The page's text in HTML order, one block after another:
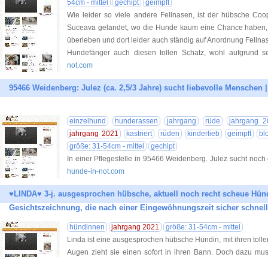
54cm - mittel
gechipt
geimpft
Wie leider so viele andere Fellnasen, ist der hübsche
Suceava gelandet, wo die Hunde kaum eine Chance
überleben und dort leider auch ständig auf Anordnung
Hundefänger auch diesen tollen Schatz, wohl aufgrund
not.com
95466 Weidenberg: Julez (ca. 2,5/3 Jahre) sucht liebevolle Menschen
einzelhund hunderassen jahrgang rüde
jahrgang
jahrgang 2021
kastriert rüden kinderlieb geimpft
größe: 31-54cm - mittel
gechipt
In einer Pflegestelle in 95466 Weidenberg. Julez sucht
hunde-in-not.com
♥LINDA♥ 3-j. ausgesprochen hübsche, aktuell noch recht scheue
Gesichtszeichnung, die nach einer Eingewöhnungszeit sicher
hündinnen jahrgang 2021
größe: 31-54cm - mittel
Linda ist eine ausgesprochen hübsche Hündin, mit ihren
Augen zieht sie einen sofort in ihren Bann. Doch dazu